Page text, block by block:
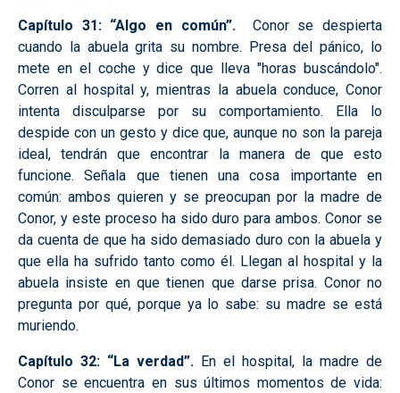
Capítulo 31: “Algo en común”. Conor se despierta
cuando la abuela grita su nombre. Presa del pánico, lo
mete en el coche y dice que lleva "horas buscándolo".
Corren al hospital y, mientras la abuela conduce, Conor
intenta disculparse por su comportamiento. Ella lo
despide con un gesto y dice que, aunque no son la pareja
ideal, tendrán que encontrar la manera de que esto
funcione. Señala que tienen una cosa importante en
común: ambos quieren y se preocupan por la madre de
Conor, y este proceso ha sido duro para ambos. Conor se
da cuenta de que ha sido demasiado duro con la abuela y
que ella ha sufrido tanto como él. Llegan al hospital y la
abuela insiste en que tienen que darse prisa. Conor no
pregunta por qué, porque ya lo sabe: su madre se está
muriendo.
Capítulo 32: “La verdad”. En el hospital, la madre de
Conor se encuentra en sus últimos momentos de vida: